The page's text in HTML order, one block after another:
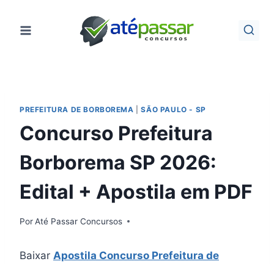
para
PREFEITURA DE BORBOREMA |SÃO PAULO - SP
Concurso Prefeitura
Borborema SP 2026:
Edital + Apostila em PDF
PorAté Passar Concursos
Baixar Apostila Concurso Prefeitura de